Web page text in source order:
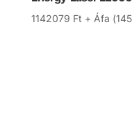
1142079 Ft + Áfa (